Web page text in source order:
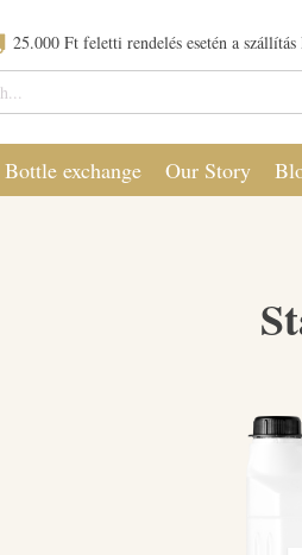
25.000 Ft feletti rendelés esetén a
Bottle exchange Our Story